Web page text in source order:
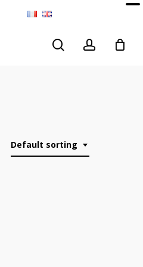
searchaccount
Default sorting